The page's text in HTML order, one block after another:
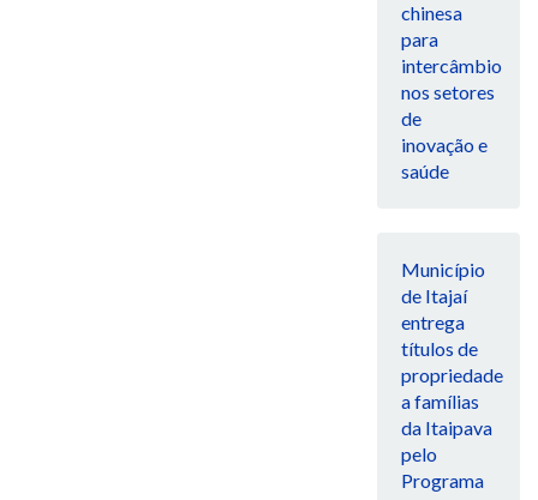
chinesa
para
intercâmbio
nos setores
de
inovação e
saúde
Município
de Itajaí
entrega
títulos de
propriedade
a famílias
da Itaipava
pelo
Programa